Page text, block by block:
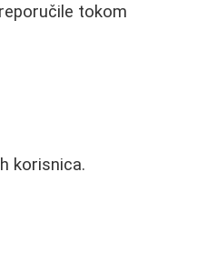
tokom
korisnica.